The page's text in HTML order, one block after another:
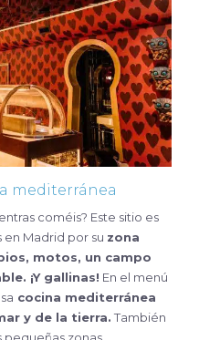
mediterránea
coméis? Este sitio es
Madrid por su zona
motos, un campo
¡Y gallinas! En el menú
cocina mediterránea
y de la tierra. También